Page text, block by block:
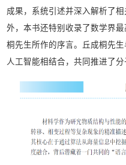
成果，系统引述并深入解析了
外，本书还特别收录了数学界
桐先生所作的序言。丘成桐先
人工智能相结合，共同推进了分